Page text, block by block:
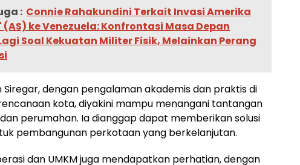
: Connie Rahakundini Terkait Invasi Amerika
ke Venezuela: Konfrontasi Masa Depan
Soal Kekuatan Militer Fisik, Melainkan Perang
Siregar, dengan pengalaman akademis dan praktis di
kota, diyakini mampu menangani tantangan
perumahan. Ia dianggap dapat memberikan solusi
pembangunan perkotaan yang berkelanjutan.
dan UMKM juga mendapatkan perhatian, dengan